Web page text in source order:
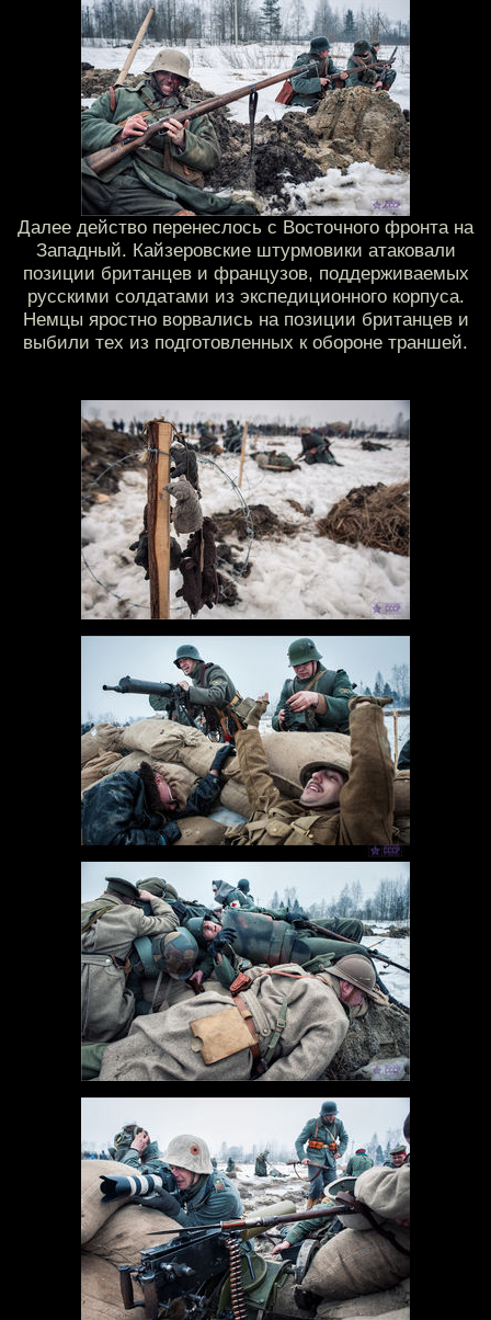
Далее действо перенеслось с Восточного фронта на
Западный. Кайзеровские штурмовики атаковали
позиции британцев и французов, поддерживаемых
русскими солдатами из экспедиционного корпуса.
Немцы яростно ворвались на позиции британцев и
выбили тех из подготовленных к обороне траншей.